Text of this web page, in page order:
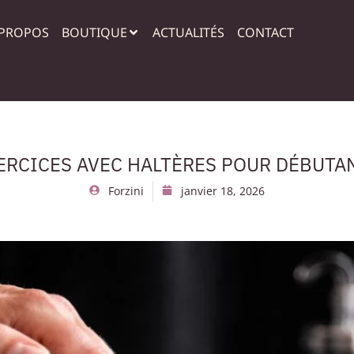
BOUTIQUE ACTUALITÉS CONTACT
AVEC HALTÈRES POUR
Forzini janvier 18, 2026